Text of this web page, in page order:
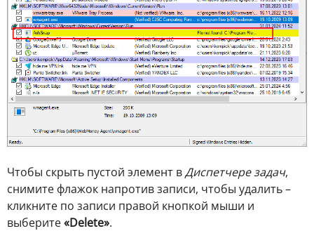
Чтобы скрыть пустой элемент вДиспетчере задач,
снимите флажок напротив записи, чтобы удалить –
кликните по записи правой кнопкой мыши и
выберите«Delete».